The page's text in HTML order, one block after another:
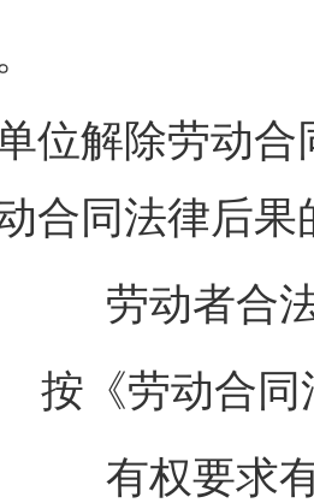
解除劳动合
合同法律后
劳动者合
按《劳动合
有权要求